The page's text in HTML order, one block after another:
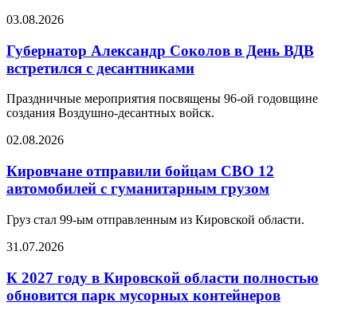
03.08.2026
Губернатор Александр Соколов в День ВДВ
встретился с десантниками
Праздничные мероприятия посвящены 96-ой годовщине
создания Воздушно-десантных войск.
02.08.2026
Кировчане отправили бойцам СВО 12
автомобилей с гуманитарным грузом
Груз стал 99-ым отправленным из Кировской области.
31.07.2026
К 2027 году в Кировской области полностью
обновится парк мусорных контейнеров